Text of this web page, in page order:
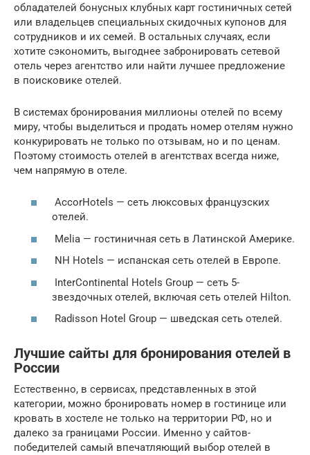
обладателей бонусных клубных карт гостиничных сетей
или владельцев специальных скидочных купонов для
сотрудников и их семей. В остальных случаях, если
хотите сэкономить, выгоднее забронировать сетевой
отель через агентство или найти лучшее предложение
в поисковике отелей.
В системах бронирования миллионы отелей по всему
миру, чтобы выделиться и продать номер отелям нужно
конкурировать не только по отзывам, но и по ценам.
Поэтому стоимость отелей в агентствах всегда ниже,
чем напрямую в отеле.
AccorHotels — сеть люксовых французских
отелей.
Melia — гостиничная сеть в Латинской Америке.
NH Hotels — испанская сеть отелей в Европе.
InterContinental Hotels Group — сеть 5-
звездочных отелей, включая сеть отелей Hilton.
Radisson Hotel Group — шведская сеть отелей.
Лучшие сайты для бронирования отелей в
России
Естественно, в сервисах, представленных в этой
категории, можно бронировать номер в гостинице или
кровать в хостеле не только на территории РФ, но и
далеко за границами России. Именно у сайтов-
победителей самый впечатляющий выбор отелей в